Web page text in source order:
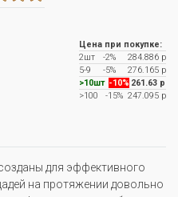
Цена при покупке:
2шт
-2%
284.886 р
5-9
-5%
276.165 р
>10шт -10% 261.63 р
>100
-15% 247.095 р
для эффективного
на протяжении довольно